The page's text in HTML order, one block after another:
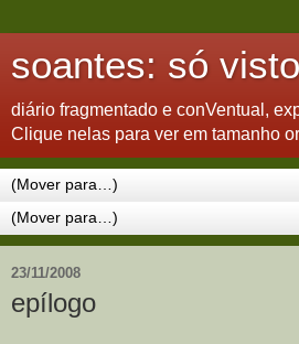
soantes: só visto
diário fragmentado e conVentual,
Clique nelas para ver em tamanho
23/11/2008
epílogo